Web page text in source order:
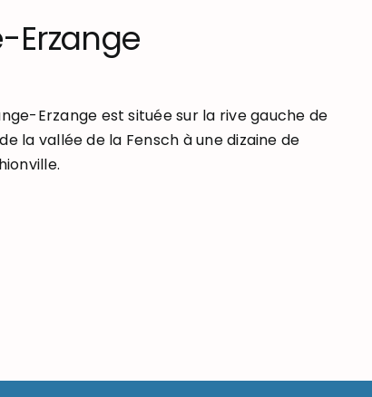
Erzange
Erzange est située sur la rive gauche de
la vallée de la Fensch à une dizaine de